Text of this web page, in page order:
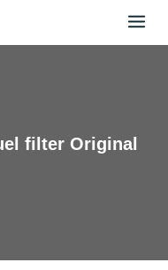
filter Original